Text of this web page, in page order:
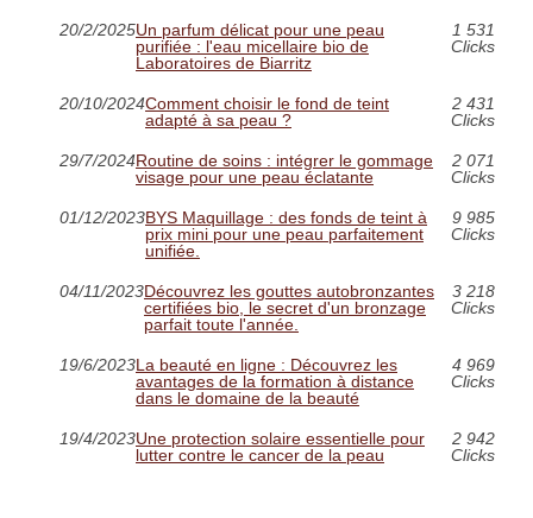
20/2/2025Un parfum délicat pour une peau
purifiée : l'eau micellaire bio de
Laboratoires de Biarritz
1 531
Clicks
20/10/2024Comment choisir le fond de teint
adapté à sa peau ?
2 431
Clicks
29/7/2024Routine de soins : intégrer le gommage
visage pour une peau éclatante
2 071
Clicks
01/12/2023BYS Maquillage : des fonds de teint à
prix mini pour une peau parfaitement
unifiée.
9 985
Clicks
04/11/2023Découvrez les gouttes autobronzantes
certifiées bio, le secret d'un bronzage
parfait toute l'année.
3 218
Clicks
19/6/2023La beauté en ligne : Découvrez les
avantages de la formation à distance
dans le domaine de la beauté
4 969
Clicks
19/4/2023Une protection solaire essentielle pour
lutter contre le cancer de la peau
2 942
Clicks